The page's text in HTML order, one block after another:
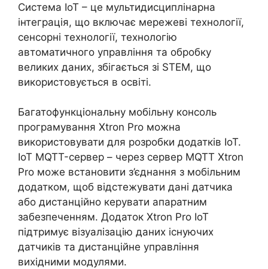
Система IoT – це мультидисциплінарна
інтеграція, що включає мережеві технології,
сенсорні технології, технологію
автоматичного управління та обробку
великих даних, збігається зі STEM, що
використовується в освіті.
Багатофункціональну мобільну консоль
програмування Xtron Pro можна
використовувати для розробки додатків IoT.
IoT MQTT-сервер – через сервер MQTT Xtron
Pro може встановити з’єднання з мобільним
додатком, щоб відстежувати дані датчика
або дистанційно керувати апаратним
забезпеченням. Додаток Xtron Pro IoT
підтримує візуалізацію даних існуючих
датчиків та дистанційне управління
вихідними модулями.